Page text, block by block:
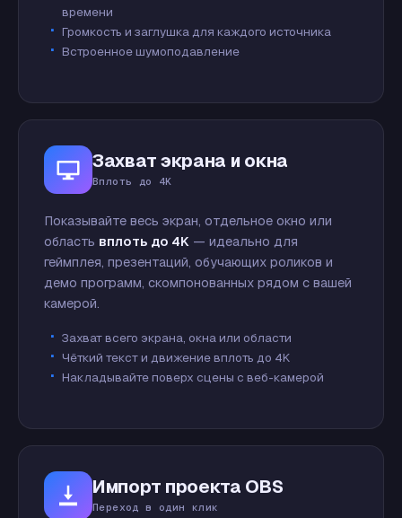
времени
Громкость и заглушка для каждого источника
Встроенное шумоподавление
Захват экрана и окна
Вплоть до 4K
Показывайте весь экран, отдельное окно или
область вплоть до 4K — идеально для
геймплея, презентаций, обучающих роликов и
демо программ, скомпонованных рядом с вашей
камерой.
Захват всего экрана, окна или области
Чёткий текст и движение вплоть до 4K
Накладывайте поверх сцены с веб-камерой
Импорт проекта OBS
Переход в один клик